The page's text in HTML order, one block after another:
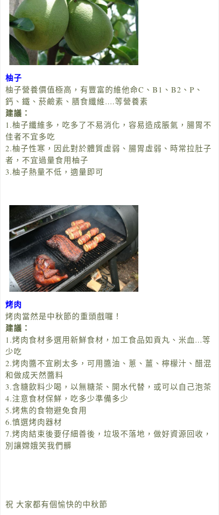
柚子
柚子營養價值極高，有豐富的維他命C、B1、B2、P、
鈣、鐵、菸鹼素、膳食纖維....等營養素
建議：
1.柚子纖維多，吃多了不易消化，容易造成脹氣，腸胃不
佳者不宜多吃
2.柚子性寒，因此對於體質虛弱、腸胃虛弱、時常拉肚子
者，不宜過量食用柚子
3.柚子熱量不低，適量即可
烤肉
烤肉當然是中秋節的重頭戲囉！
建議：
1.烤肉食材多選用新鮮食材，加工食品如貢丸、米血...等
少吃
2.烤肉醬不宜刷太多，可用醬油、蔥、薑、檸檬汁、醋混
和做成天然醬料
3.含糖飲料少喝，以無糖茶、開水代替，或可以自己泡茶
4.注意食材保鮮，吃多少準備多少
5.烤焦的食物避免食用
6.慎選烤肉器材
7.烤肉結束後要仔細善後，垃圾不落地，做好資源回收，
別讓嫦娥笑我們髒
祝 大家都有個愉快的中秋節